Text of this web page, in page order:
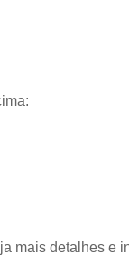
mais detalhes e